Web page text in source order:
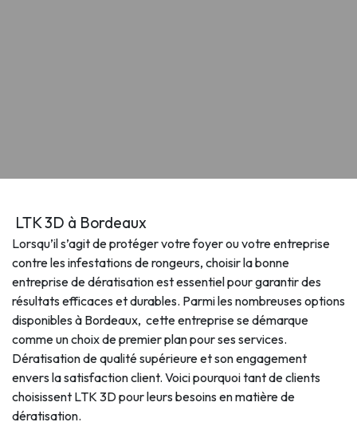
LTK 3D à Bordeaux
Lorsqu’il s’agit de protéger votre foyer ou votre entreprise
contre les infestations de rongeurs, choisir la bonne
entreprise de dératisation est essentiel pour garantir des
résultats efficaces et durables. Parmi les nombreuses options
disponibles à Bordeaux, cette entreprise se démarque
comme un choix de premier plan pour ses services.
Dératisation de qualité supérieure et son engagement
envers la satisfaction client. Voici pourquoi tant de clients
choisissent LTK 3D pour leurs besoins en matière de
dératisation.